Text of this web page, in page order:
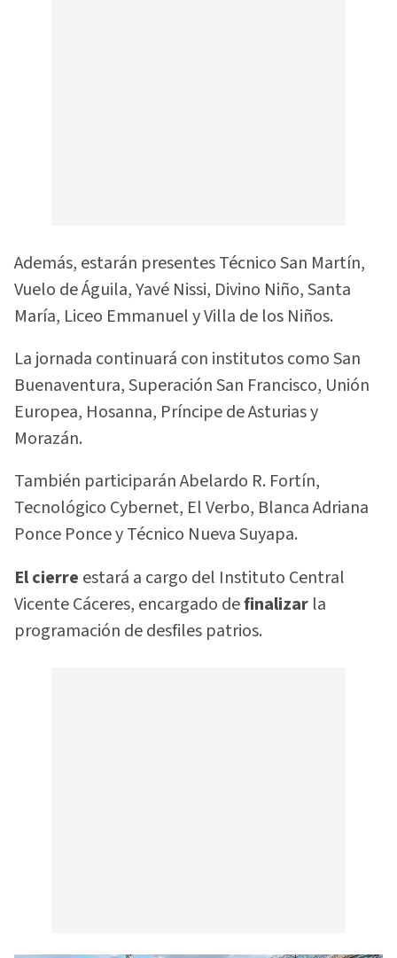
Además, estarán presentes Técnico San Martín,
Vuelo de Águila, Yavé Nissi, Divino Niño, Santa
María, Liceo Emmanuel y Villa de los Niños.
La jornada continuará con institutos como San
Buenaventura, Superación San Francisco, Unión
Europea, Hosanna, Príncipe de Asturias y
Morazán.
También participarán Abelardo R. Fortín,
Tecnológico Cybernet, El Verbo, Blanca Adriana
Ponce Ponce y Técnico Nueva Suyapa.
El cierre estará a cargo del Instituto Central
Vicente Cáceres, encargado definalizar la
programación de desfiles patrios.